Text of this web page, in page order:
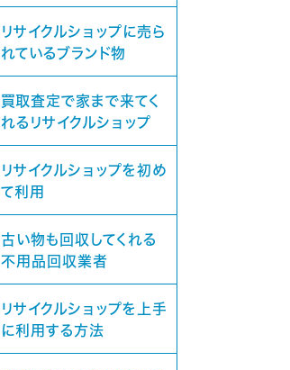
リサイクルショップに売ら
れているブランド物
買取査定で家まで来てく
れるリサイクルショップ
リサイクルショップを初め
て利用
古い物も回収してくれる
不用品回収業者
リサイクルショップを上手
に利用する方法